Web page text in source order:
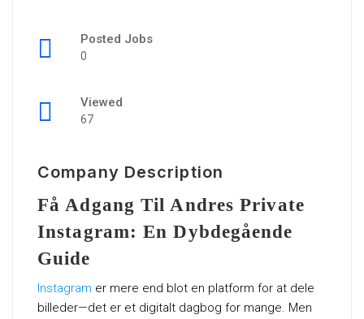
Posted Jobs
0
Viewed
67
Company Description
Få Adgang Til Andres Private
Instagram: En Dybdegående
Guide
Instagram er mere end blot en platform for at dele
billeder—det er et digitalt dagbog for mange. Men